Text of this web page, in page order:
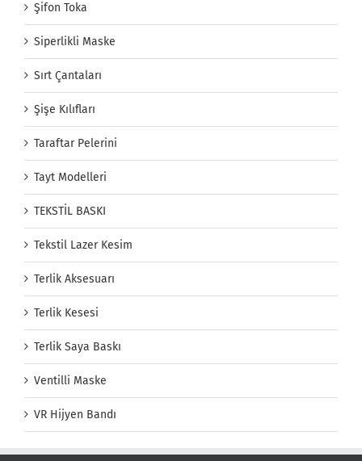
Şifon Toka
Siperlikli Maske
Sırt Çantaları
Şişe Kılıfları
Taraftar Pelerini
Tayt Modelleri
TEKSTİL BASKI
Tekstil Lazer Kesim
Terlik Aksesuarı
Terlik Kesesi
Terlik Saya Baskı
Ventilli Maske
VR Hijyen Bandı